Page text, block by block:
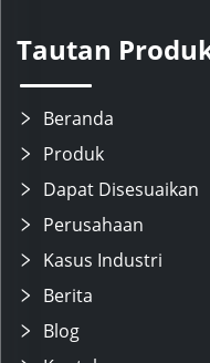
Tautan
Beranda
Produk
Dapat Disesuaikan
Perusahaan
Kasus Industri
Berita
Blog